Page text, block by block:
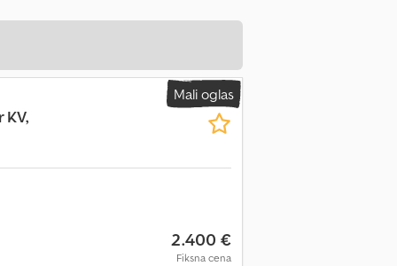
Mali oglas
KV,
2.400 €
Fiksna cena